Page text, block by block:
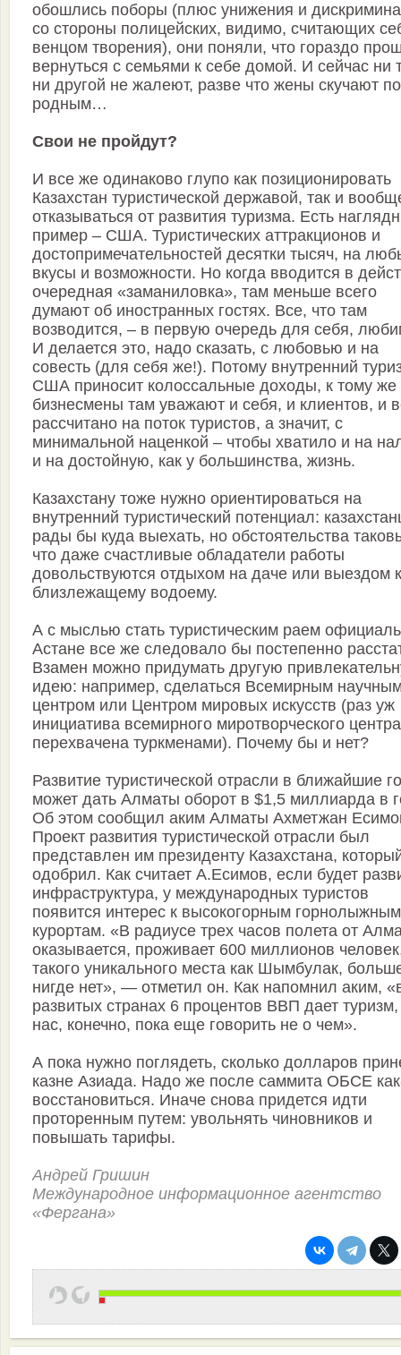
обошлись поборы (плюс унижения и
со стороны полицейских, видимо, считающих
венцом творения), они поняли, что гораздо
вернуться с семьями к себе домой. И сейчас ни
ни другой не жалеют, разве что жены скучают по
родным…
Свои не пройдут?
И все же одинаково глупо как позиционировать
Казахстан туристической державой, так и
отказываться от развития туризма. Есть
пример – США. Туристических аттракционов и
достопримечательностей десятки тысяч, на
вкусы и возможности. Но когда вводится в
очередная «заманиловка», там меньше всего
думают об иностранных гостях. Все, что там
возводится, – в первую очередь для себя,
И делается это, надо сказать, с любовью и на
совесть (для себя же!). Потому внутренний
США приносит колоссальные доходы, к тому же
бизнесмены там уважают и себя, и клиентов, и
рассчитано на поток туристов, а значит, с
минимальной наценкой – чтобы хватило и на
и на достойную, как у большинства, жизнь.
Казахстану тоже нужно ориентироваться на
внутренний туристический потенциал:
рады бы куда выехать, но обстоятельства
что даже счастливые обладатели работы
довольствуются отдыхом на даче или выездом к
близлежащему водоему.
А с мыслью стать туристическим раем
Астане все же следовало бы постепенно
Взамен можно придумать другую
идею: например, сделаться Всемирным
центром или Центром мировых искусств (раз уж
инициатива всемирного миротворческого
перехвачена туркменами). Почему бы и нет?
Развитие туристической отрасли в ближайшие
может дать Алматы оборот в $1,5 миллиарда в
Об этом сообщил аким Алматы Ахметжан
Проект развития туристической отрасли был
представлен им президенту Казахстана,
одобрил. Как считает А.Есимов, если будет
инфраструктура, у международных туристов
появится интерес к высокогорным горнолыжным
курортам. «В радиусе трех часов полета от
оказывается, проживает 600 миллионов
такого уникального места как Шымбулак,
нигде нет», — отметил он. Как напомнил аким,
развитых странах 6 процентов ВВП дает туризм,
нас, конечно, пока еще говорить не о чем».
А пока нужно поглядеть, сколько долларов
казне Азиада. Надо же после саммита ОБСЕ
восстановиться. Иначе снова придется идти
проторенным путем: увольнять чиновников и
повышать тарифы.
Андрей Гришин
Международное информационное агентство
«Фергана»